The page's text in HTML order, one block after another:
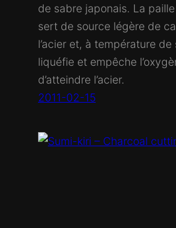
de sabre japonais. La
sert de source légère de
l’acier et, à température de
liquéfie et empêche
d’atteindre l’acier.
2011-02-15